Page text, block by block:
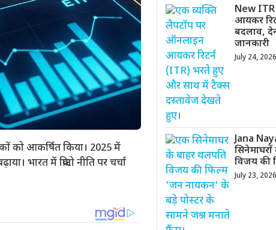
को आकर्षित किया। 2025 में
भारत में क्रिप्टो नीति पर चर्चा
New ITR
आयकर
बदलाव,
जानकारी
July 24, 2026
Jana
विजय की
July 23, 2026